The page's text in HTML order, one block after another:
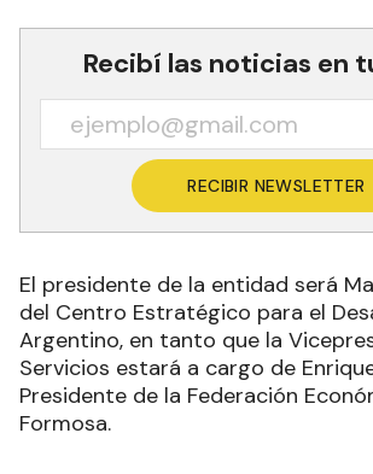
Recibí las noticias en
RECIBIR NEWSLETTER
El presidente de la entidad será
del Centro Estratégico para el
Argentino, en tanto que la
Servicios estará a cargo de
Presidente de la Federación
Formosa.